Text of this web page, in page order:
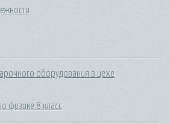
оборудования в цехе
физике 8 класс